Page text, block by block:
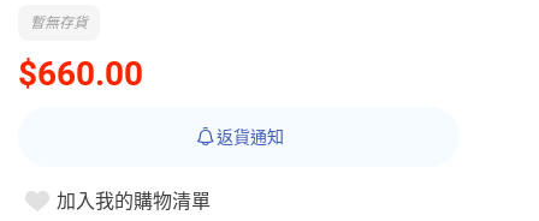
$660.00
暫無存貨
返貨通知
加入我的購物清單